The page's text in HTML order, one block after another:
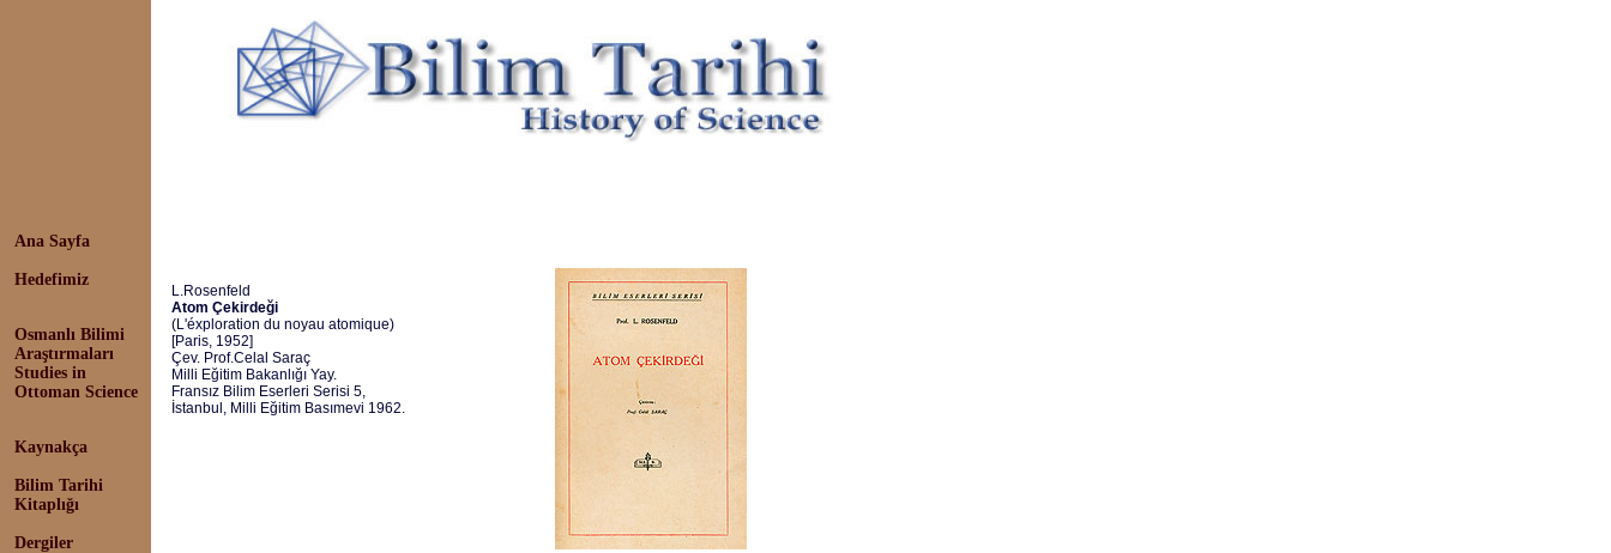
Ana Sayfa
Hedefimiz
Osmanlı Bilimi
Araştırmaları
Studies in
Ottoman Science
Kaynakça
Bilim Tarihi
Kitaplığı
Dergiler
L.Rosenfeld
Atom Çekirdeği
(L'éxploration du noyau atomique)
[Paris, 1952]
Çev. Prof.Celal Saraç
Milli Eğitim Bakanlığı Yay.
Fransız Bilim Eserleri Serisi 5,
İstanbul, Milli Eğitim Basımevi 1962.